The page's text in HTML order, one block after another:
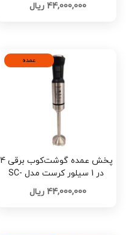
44,000,000 ریال
عمده
پخش عمده گوشت‌کوب برقی 4
در 1 سیلور کرست مدل SC-
44,000,000 ریال